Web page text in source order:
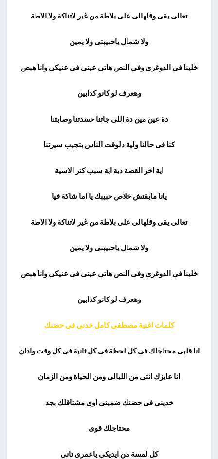
تعالى يقى وقلهالى على بلاطة من غير لاتناكة ولا الاطة
ولا شمال ياحبيبتى ولا يمين
خلينا فى الدوغرى وفى النص هاتى عينى فى عنيكى وانا هبص
وهعرف لو كانو كدابين
دة عين مين دة اللى جاتنا حسدتنا وصابتنا
كنا فى حالنا ولية دلوقت الناس بتجيب سيرتنا
اية اخر القصة دية اية سبب كتر الاسية
يانا مابقتش خلاص حبيبك يا اما شاكة فيا
تعالى يقى وقلهالى على بلاطة من غير لاتناكة ولا الاطة
ولا شمال ياحبيبتى ولا يمين
خلينا فى الدوغرى وفى النص هاتى عينى فى عنيكى وانا هبص
وهعرف لو كانو كدابين
كلمات اغنية مصطفى كامل خدنى فى حضنك
انا قلبى محتاجلك فى كل لحظة فى كل ثانية فى كل وقت وادان
انا عايزك انتى من الليالى ومن الحياة ومن الزمان
خدينى فى حضنك ضمينى اوى مشتاقلك بجد
محتاجلك قوى
كل لمسة من ايديكى ياعمرى تانى